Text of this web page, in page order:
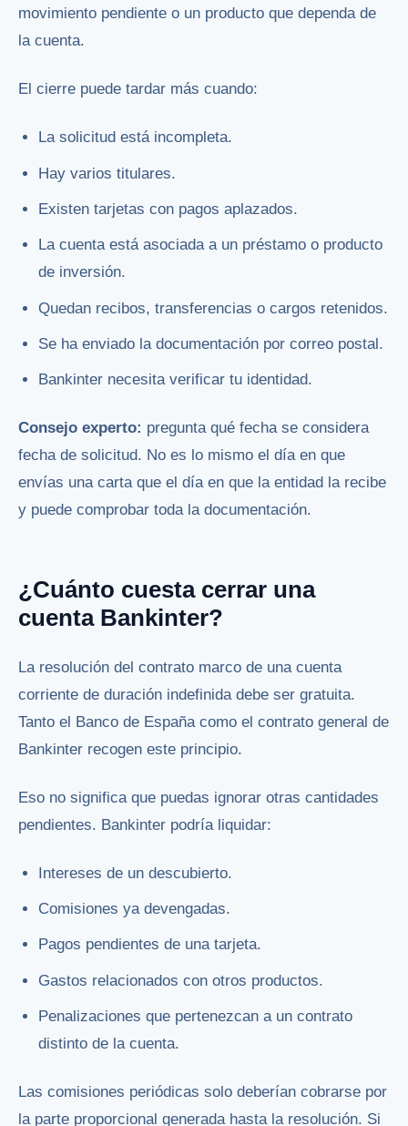
movimiento pendiente o un producto que dependa de
la cuenta.
El cierre puede tardar más cuando:
La solicitud está incompleta.
Hay varios titulares.
Existen tarjetas con pagos aplazados.
La cuenta está asociada a un préstamo o producto
de inversión.
Quedan recibos, transferencias o cargos retenidos.
Se ha enviado la documentación por correo postal.
Bankinter necesita verificar tu identidad.
Consejo experto: pregunta qué fecha se considera
fecha de solicitud. No es lo mismo el día en que
envías una carta que el día en que la entidad la recibe
y puede comprobar toda la documentación.
¿Cuánto cuesta cerrar una
cuenta Bankinter?
La resolución del contrato marco de una cuenta
corriente de duración indefinida debe ser gratuita.
Tanto el Banco de España como el contrato general de
Bankinter recogen este principio.
Eso no significa que puedas ignorar otras cantidades
pendientes. Bankinter podría liquidar:
Intereses de un descubierto.
Comisiones ya devengadas.
Pagos pendientes de una tarjeta.
Gastos relacionados con otros productos.
Penalizaciones que pertenezcan a un contrato
distinto de la cuenta.
Las comisiones periódicas solo deberían cobrarse por
la parte proporcional generada hasta la resolución. Si